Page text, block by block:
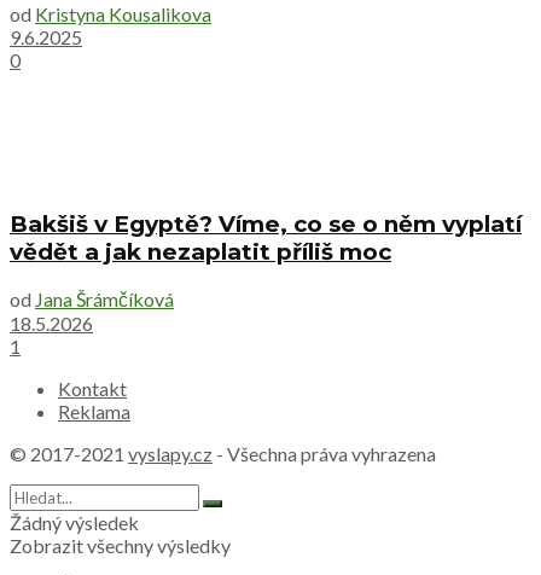
od Kristyna Kousalikova
9.6.2025
0
Bakšiš v Egyptě? Víme, co se o něm vyplatí
vědět a jak nezaplatit příliš moc
od Jana Šrámčíková
18.5.2026
1
Kontakt
Reklama
© 2017-2021 vyslapy.cz - Všechna práva vyhrazena
Žádný výsledek
Zobrazit všechny výsledky